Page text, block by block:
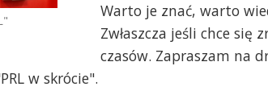
Warto je znać, warto
Zwłaszcza jeśli chce
czasów. Zapraszam na
w skrócie".